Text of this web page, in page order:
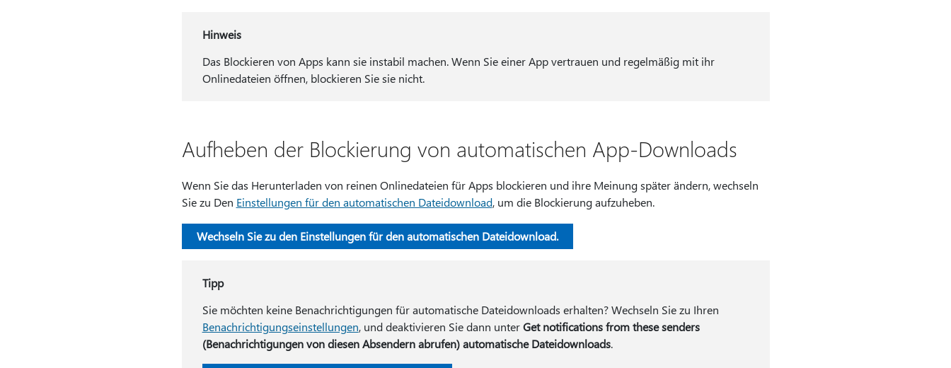
Hinweis
Das Blockieren von Apps kann sie instabil machen. Wenn Sie einer App vertrauen und regelmäßig mit ihr
Onlinedateien öffnen, blockieren Sie sie nicht.
Aufheben der Blockierung von automatischen App-Downloads
Wenn Sie das Herunterladen von reinen Onlinedateien für Apps blockieren und ihre Meinung später ändern, wechseln
Sie zu Den Einstellungen für den automatischen Dateidownload, um die Blockierung aufzuheben.
Wechseln Sie zu den Einstellungen für den automatischen Dateidownload.
Tipp
Sie möchten keine Benachrichtigungen für automatische Dateidownloads erhalten? Wechseln Sie zu Ihren
Benachrichtigungseinstellungen, und deaktivieren Sie dann unterGet notifications from these senders
(Benachrichtigungen von diesen Absendern abrufen) automatische Dateidownloads.